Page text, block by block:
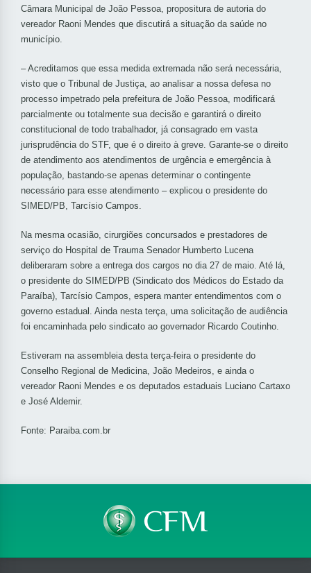
Câmara Municipal de João Pessoa, propositura de autoria do
vereador Raoni Mendes que discutirá a situação da saúde no
município.
– Acreditamos que essa medida extremada não será necessária,
visto que o Tribunal de Justiça, ao analisar a nossa defesa no
processo impetrado pela prefeitura de João Pessoa, modificará
parcialmente ou totalmente sua decisão e garantirá o direito
constitucional de todo trabalhador, já consagrado em vasta
jurisprudência do STF, que é o direito à greve. Garante-se o direito
de atendimento aos atendimentos de urgência e emergência à
população, bastando-se apenas determinar o contingente
necessário para esse atendimento – explicou o presidente do
SIMED/PB, Tarcísio Campos.
Na mesma ocasião, cirurgiões concursados e prestadores de
serviço do Hospital de Trauma Senador Humberto Lucena
deliberaram sobre a entrega dos cargos no dia 27 de maio. Até lá,
o presidente do SIMED/PB (Sindicato dos Médicos do Estado da
Paraíba), Tarcísio Campos, espera manter entendimentos com o
governo estadual. Ainda nesta terça, uma solicitação de audiência
foi encaminhada pelo sindicato ao governador Ricardo Coutinho.
Estiveram na assembleia desta terça-feira o presidente do
Conselho Regional de Medicina, João Medeiros, e ainda o
vereador Raoni Mendes e os deputados estaduais Luciano Cartaxo
e José Aldemir.
Fonte: Paraiba.com.br